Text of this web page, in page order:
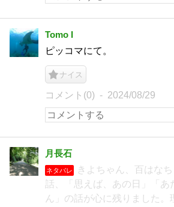
Tomo I
ピッコマにて。
ナイス
コメント(0) 2024/08/29
月長石
ネタバレ
きよちゃん、百はな
話、「思えば、あの日」「あ
ん」の話が心に残りました。